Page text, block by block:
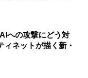
への攻撃にどう対
ネットが描く新・